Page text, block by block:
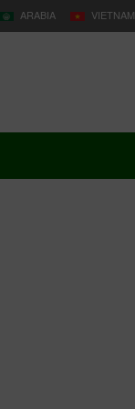
ARABIA VIETNAM